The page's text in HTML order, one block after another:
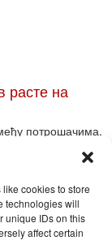
cookies to store
technologies will
unique IDs on this
affect certain
расте на
потрошачима.
Toggle